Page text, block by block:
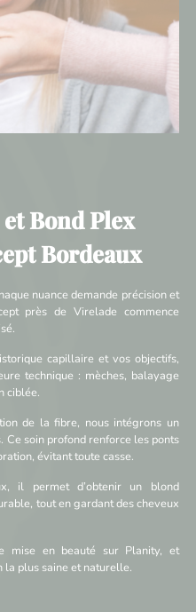
Bond Plex
Bordeaux
nuance demande précision et
près de Virelade commence
capillaire et vos objectifs,
technique : mèches, balayage
ciblée.
de la fibre, nous intégrons un
Ce soin profond renforce les ponts
évitant toute casse.
il permet d’obtenir un blond
tout en gardant des cheveux
mise en beauté sur Planity, et
la plus saine et naturelle.